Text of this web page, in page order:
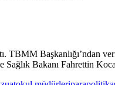
TBMM Başkanlığı’ndan
Bakanı Fahrettin